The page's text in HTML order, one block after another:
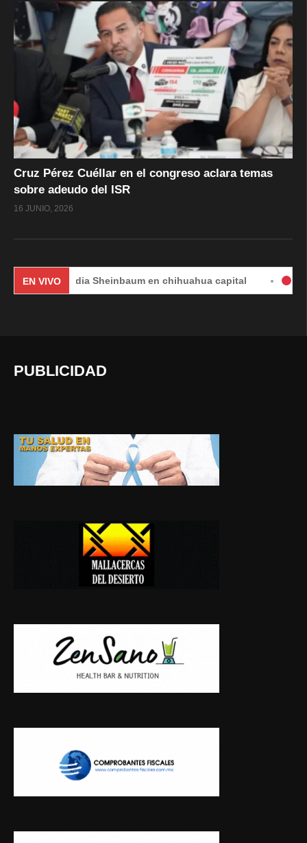
Cruz Pérez Cuéllar en el congreso aclara temas
sobre adeudo del ISR
16 JUNIO, 2026
EN VIVO
Claudia Sheinbaum en chihuahua capital #EnVivo |
PUBLICIDAD